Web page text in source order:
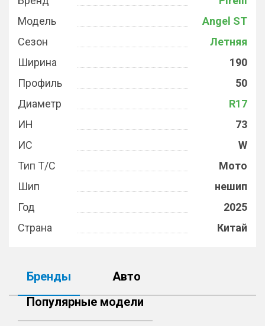
Модель
Angel ST
Сезон
Летняя
Ширина
190
Профиль
50
Диаметр
R17
ИН
73
ИС
W
Тип Т/С
Мото
Шип
нешип
Год
2025
Страна
Китай
Бренды
Авто
Популярные модели